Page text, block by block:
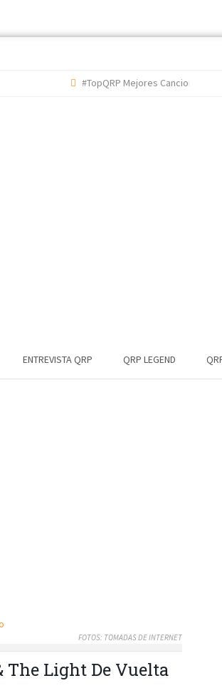
#TopQRP Mejores Canciones 2022
ENTREVISTA QRP QRP LEGEND
FOTOS: TOMADAS DE INTERNET
The Light De Vuelta